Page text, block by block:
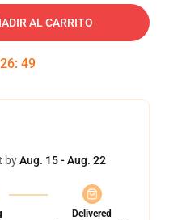
AL CARRITO
26: 48
byAug. 15 - Aug. 22
Delivered